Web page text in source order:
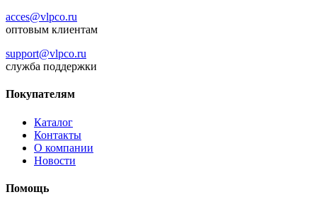
acces@vlpco.ru
оптовым клиентам
support@vlpco.ru
служба поддержки
Покупателям
Каталог
Контакты
О компании
Новости
Помощь